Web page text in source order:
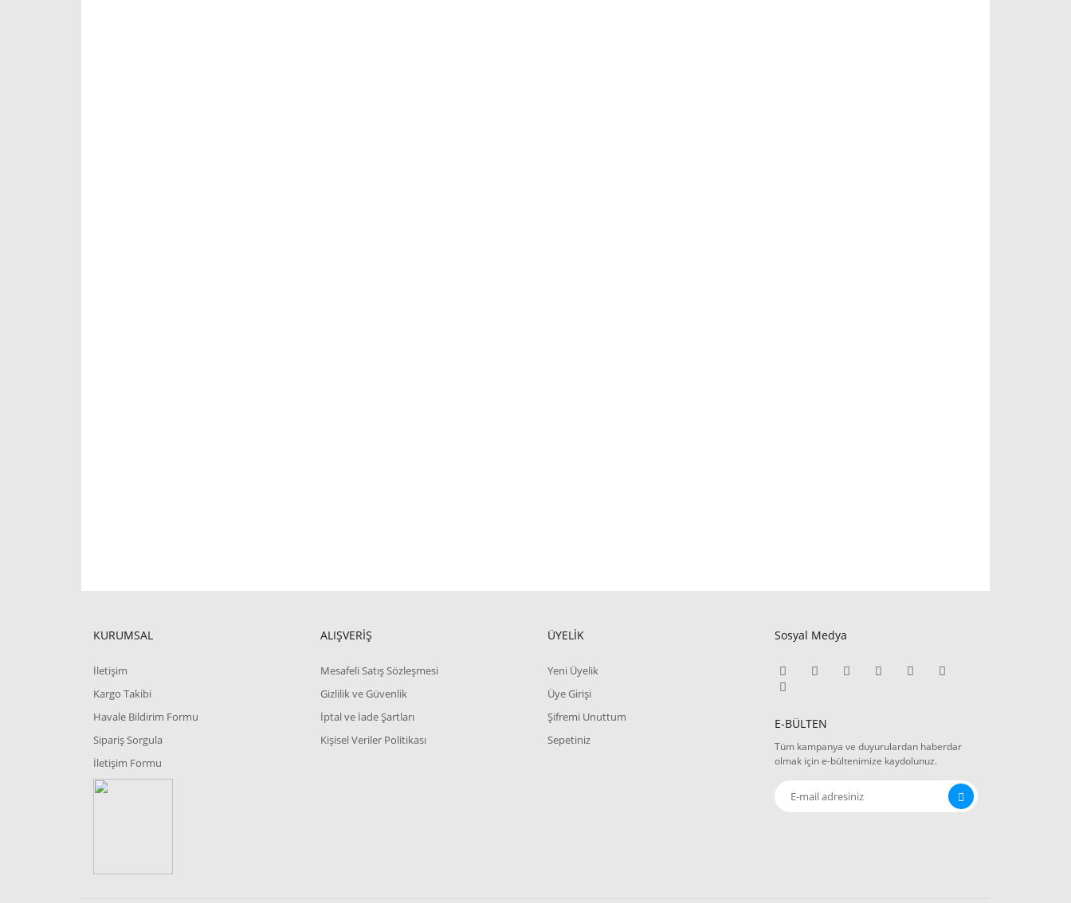
KURUMSAL
İletişim
Kargo Takibi
Havale Bildirim Formu
Sipariş Sorgula
İletişim Formu
ALIŞVERİŞ
Mesafeli Satış Sözleşmesi
Gizlilik ve Güvenlik
İptal ve İade Şartları
Kişisel Veriler Politikası
ÜYELİK
Yeni Üyelik
Üye Girişi
Şifremi Unuttum
Sepetiniz
Sosyal Medya
E-BÜLTEN
Tüm kampanya ve duyurulardan haberdar
olmak için e-bültenimize kaydolunuz.